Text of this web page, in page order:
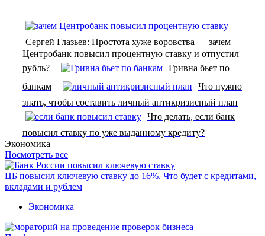
Сергей Глазьев: Простота хуже воровства — зачем
Центробанк повысил процентную ставку и отпустил
рубль?
Гривна бьет по
банкам
Что нужно
знать, чтобы составить личный антикризисный план
Что делать, если банк
повысил ставку по уже выданному кредиту?
Экономика
Посмотреть все
ЦБ повысил ключевую ставку до 16%. Что будет с кредитами,
вкладами и рублем
Экономика